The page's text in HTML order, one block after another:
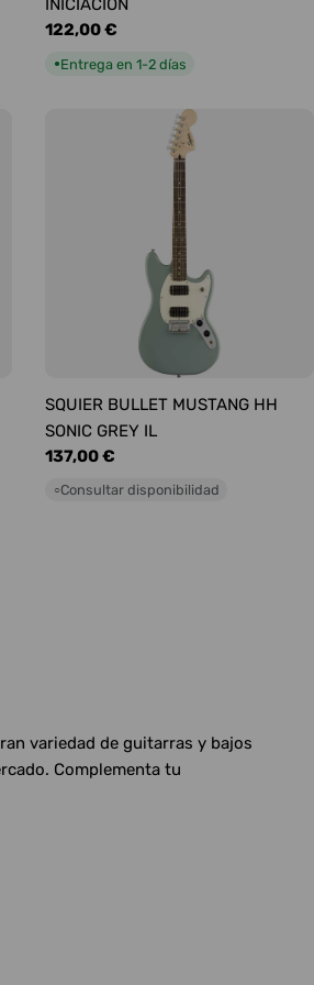
INICIACIÓN
Precio
122,00 €
●Entrega en 1-2 días
SQUIER BULLET MUSTANG HH
SONIC GREY IL
Precio
137,00 €
○Consultar disponibilidad
variedad de guitarras y bajos
Complementa tu